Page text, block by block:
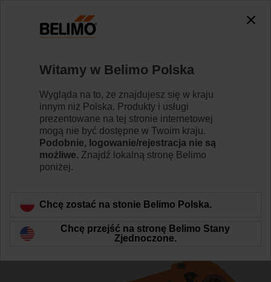
BEE230
Dowiedz się więcej
Witamy w Belimo Polska
Wygląda na to, że znajdujesz się w kraju
innym niż Polska. Produkty i usługi
prezentowane na tej stronie internetowej
mogą nie być dostępne w Twoim kraju.
Podobnie, logowanie/rejestracja nie są
możliwe. Znajdź lokalną stronę Belimo
poniżej.
Chcę zostać na stonie Belimo Polska.
Chcę przejść na stronę Belimo Stany
Zjednoczone.